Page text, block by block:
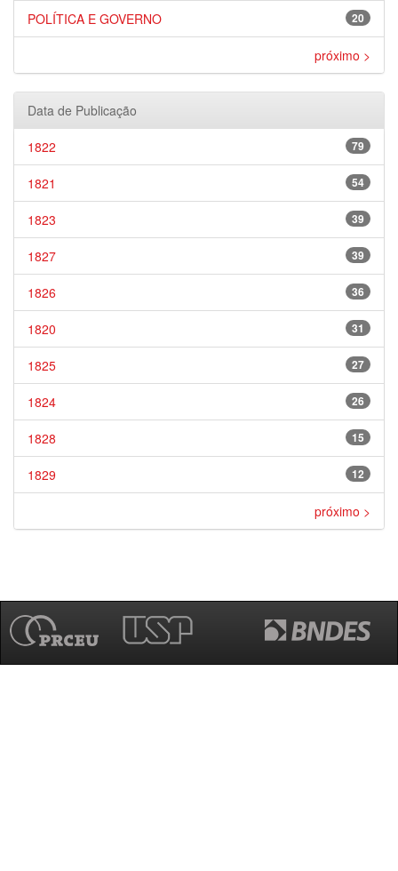
20
POLÍTICA E GOVERNO
próximo >
Data de Publicação
79
1822
54
1821
39
1823
39
1827
36
1826
31
1820
27
1825
26
1824
15
1828
12
1829
próximo >